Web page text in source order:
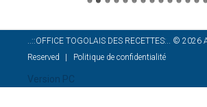
..::OFFICE TOGOLAIS DES RECETTES:.. © 2026
Reserved
Politique de confidentialité
Version PC